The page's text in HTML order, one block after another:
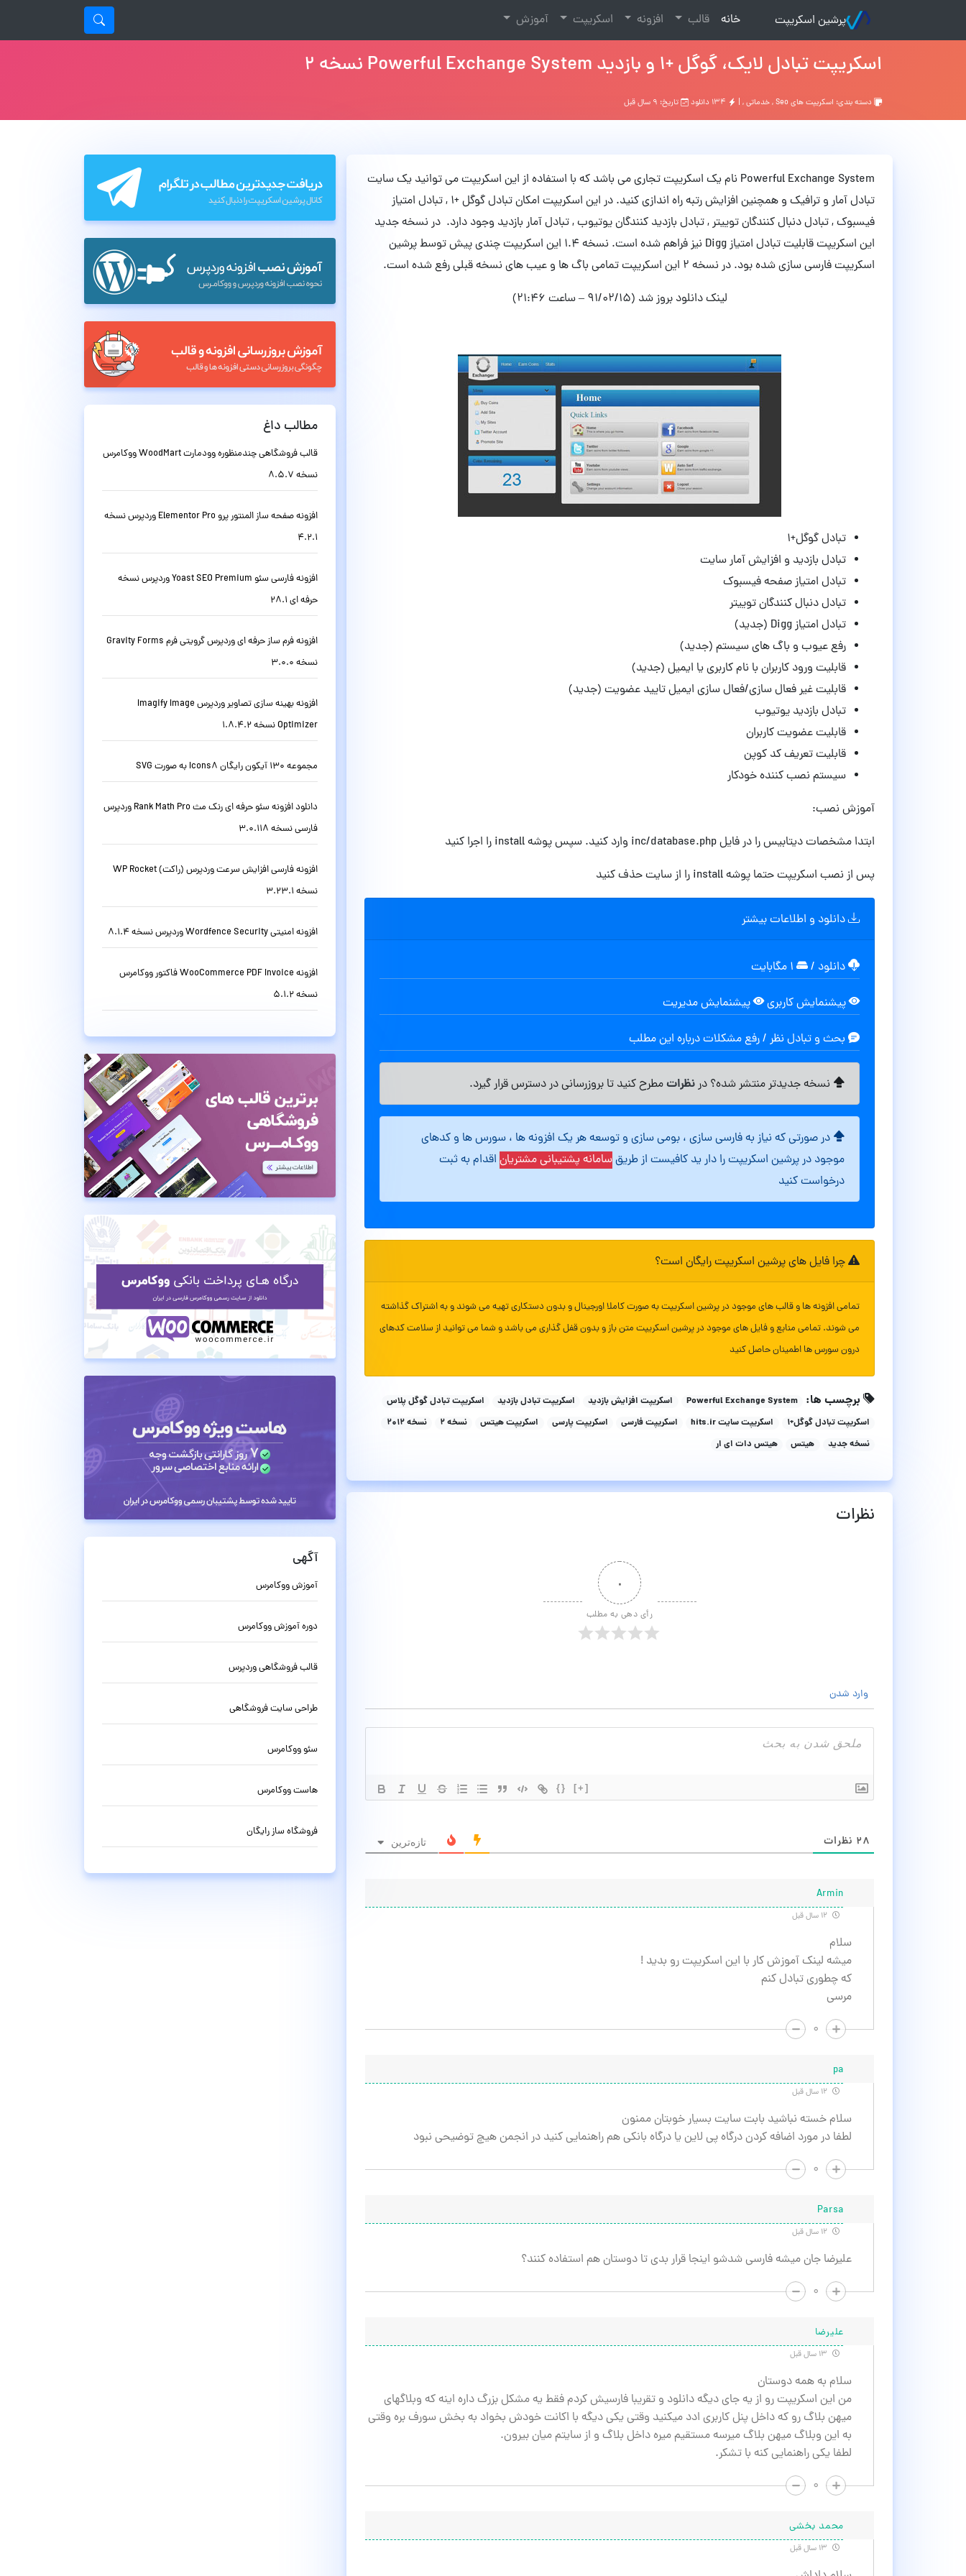
پرشین اسکریپت خانه
(current) قالب افزونه اسکریپت آموزش
اسکریپت تبادل لایک، گوگل +1 و بازدید Powerful Exchange System نسخه 2
دسته بندی: اسکریپت های Seo ,خدماتی, | تاریخ: ۹ سال قبل
Powerful Exchange System نام یک اسکریپت تجاری می باشد که با استفاده از این اسکریپت می توانید یک سایت
تبادل آمار و ترافیک و همچنین افزایش رتبه راه اندازی کنید. در این اسکریپت امکان تبادل گوگل +۱ , تبادل امتیاز
فیسبوک , تبادل دنبال کنندگان توییتر , تبادل بازدید کنندگان یوتیوب , تبادل آمار بازدید وجود دارد. در نسخه جدید
این اسکریپت قابلیت تبادل امتیاز Digg نیز فراهم شده است. نسخه 1.4 این اسکریپت چندی پیش توسط پرشین
اسکریپت فارسی سازی شده بود. در نسخه 2 این اسکریپت تمامی باگ ها و عیب های نسخه قبلی رفع شده است.
لینک دانلود بروز شد (۹۱/۰۲/۱۵ – ساعت ۲۱:۴۶)
تبادل گوگل+۱
تبادل بازدید و افزایش آمار سایت
تبادل امتیاز صفحه فیسبوک
تبادل دنبال کنندگان توییتر
تبادل امتیاز Digg (جدید)
رفع عیوب و باگ های سیستم (جدید)
قابلیت ورود کاربران با نام کاربری یا ایمیل (جدید)
قابلیت غیر فعال سازی/فعال سازی ایمیل تایید عضویت (جدید)
تبادل بازدید یوتیوب
قابلیت عضویت کاربران
قابلیت تعریف کد کوپن
سیستم نصب کننده خودکار
آموزش نصب:
ابتدا مشخصات دیتابیس را در فایل inc/database.php وارد کنید. سپس پوشه install را اجرا کنید
پس از نصب اسکریپت حتما پوشه install را از سایت حذف کنید
دانلود و اطلاعات بیشتر
دانلود /
پیشنمایش کاربری پیشنمایش مدیریت
بحث و تبادل نظر / رفع مشکلات درباره این مطلب
نسخه جدیدتر منتشر شده؟ درنظراتمطرح کنید تا بروزرسانی در دسترس قرار گیرد.
در صورتی که نیاز به فارسی سازی ، بومی سازی و توسعه هر یک افزونه ها ، سورس ها و کدهای
موجود در پرشین اسکریپت را دار ید کافیست از طریقسامانه پشتیبانی مشتریان اقدام به ثبت
درخواست کنید
چرا فایل های پرشین اسکریپت رایگان است؟
تمامی افزونه ها و قالب های موجود در پرشین اسکریپت به صورت کاملا اورجینال و بدون دستکاری تهیه می شوند و به اشتراک گذاشته
می شوند. تمامی منابع و فایل های موجود در پرشین اسکریپت متن باز و بدون قفل گذاری می باشد و شما می توانید از سلامت کدهای
درون سورس ها اطمینان حاصل کنید
برچسب ها: Powerful Exchange System اسکریپت افزایش بازدید اسکریپت تبادل بازدید
اسکریپت تبادل گوگل پلاس
اسکریپت تبادل گوگل+۱
اسکریپت سایت hits.ir اسکریپت فارسی اسکریپت پارسی اسکریپت هیتس نسخه ۲
نسخه ۲۰۱۲
نسخه جدید
هیتس هیتس دات ای ار
نظرات
۰
رأی دهی به مطلب
وارد شدن
{} [+]
۲۸ نظرات تازه‌ترین
Armin
سلام
میشه لینک آموزش کار با این اسکریپت رو بدید !
که چطوری تبادل کنم
مرسی
۰
pa
سلام خسته نباشید بابت سایت بسیار خوبتان ممنون
لطفا در مورد اضافه کردن درگاه پی لاین یا درگاه بانکی هم راهنمایی کنید در انجمن هیچ توضیحی نبود
۰
Parsa
علیرضا جان میشه فارسی‌ شدشو اینجا قرار بدی تا دوستان هم استفاده کنند؟
۰
علیرضا
سلام به همه دوستان
من این اسکریپت رو از یه جای دیگه دانلود و تقریبا فارسیش کردم فقط یه مشکل بزرگ داره اینه که وبلاگهای
میهن بلاگ رو که داخل پنل کاربری ادد میکنید وقتی یکی دیگه با اکانت خودش بخواد به بخش سورف بره وقتی
به این وبلاگ میهن بلاگ میرسه مستقیم میره داخل بلاگ و از سایتم میان بیرون.
لطفا یکی راهنمایی کنه با تشکر.
۰
محمد بخشی
مطالب داغ
قالب فروشگاهی چندمنظوره وودمارت WoodMart ووکامرس
نسخه 8.5.7
افزونه صفحه ساز المنتور پرو Elementor Pro وردپرس نسخه
4.2.1
افزونه فارسی سئو Yoast SEO Premium وردپرس نسخه
حرفه ای 28.1
افزونه فرم ساز حرفه ای وردپرس گرویتی فرم Gravity Forms
نسخه 3.0.0
افزونه بهینه سازی تصاویر وردپرس Imagify Image
Optimizer نسخه 1.8.4.2
مجموعه 130 آیکون رایگان Icons8 به صورت SVG
دانلود افزونه سئو حرفه ای رنک مث Rank Math Pro وردپرس
فارسی نسخه 3.0.118
افزونه فارسی افزایش سرعت وردپرس (راکت) WP Rocket
نسخه 3.23.1
افزونه امنیتی Wordfence Security وردپرس نسخه 8.1.4
افزونه WooCommerce PDF Invoice فاکتور ووکامرس
نسخه 5.1.2
آگهی
آموزش ووکامرس
دوره آموزش ووکامرس
قالب فروشگاهی وردپرس
طراحی سایت فروشگاهی
سئو ووکامرس
هاست ووکامرس
فروشگاه ساز رایگان